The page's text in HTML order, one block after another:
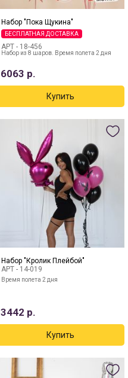
Набор "Пока Щукина"
БЕСПЛАТНАЯ ДОСТАВКА
АРТ - 18-456
Набор из 8 шаров. Время полета 2 дня
6063 р.
Набор "Кролик Плейбой"
АРТ - 14-019
Время полета 2 дня
3442 р.